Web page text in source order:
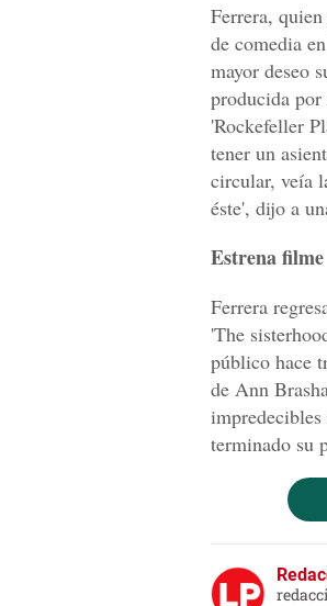
Ferrera,
de comedia
mayor deseo
producida
'Rockefeller
tener un
circular, veía
éste', dijo a
Estrena filme
Ferrera
'The
público hace
de Ann
terminado su